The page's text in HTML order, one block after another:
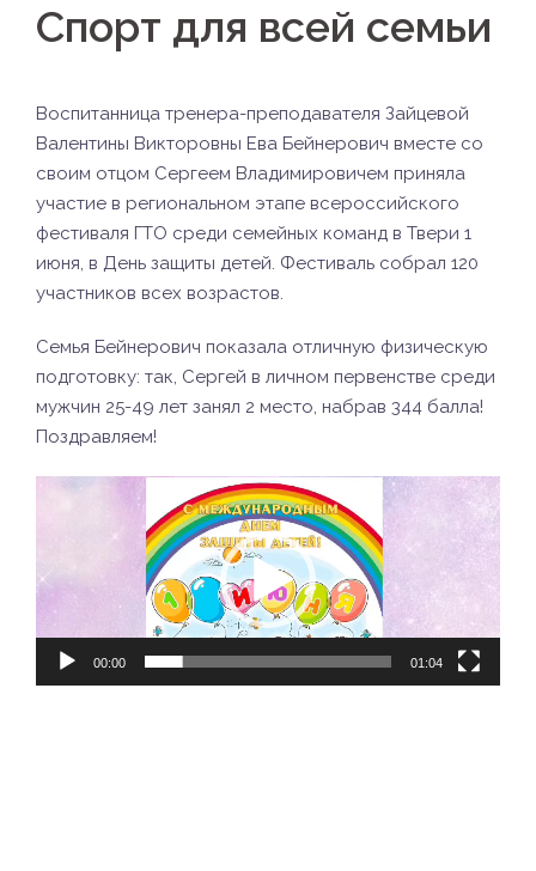
Спорт для всей семьи
Воспитанница тренера-преподавателя Зайцевой
Валентины Викторовны Ева Бейнерович вместе со
своим отцом Сергеем Владимировичем приняла
участие в региональном этапе всероссийского
фестиваля ГТО среди семейных команд в Твери 1
июня, в День защиты детей. Фестиваль собрал 120
участников всех возрастов.
Семья Бейнерович показала отличную физическую
подготовку: так, Сергей в личном первенстве среди
мужчин 25-49 лет занял 2 место, набрав 344 балла!
Поздравляем!
Видеоплеер
00:00 01:04